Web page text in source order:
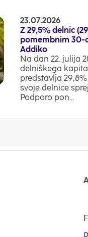
23.07.2026
Z 29,5% delnic
pomembnim 30-
Addiko
Na dan 22. julija
delniškega
predstavlja
svoje delnice
Podporo pon...